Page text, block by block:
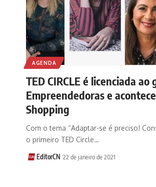
AGENDA
TED CIRCLE é licenciada ao
Empreendedoras e
Shopping
Com o tema “Adaptar-se é preciso!
o primeiro TED Circle…
EditorCN 22 de janeiro de 2021